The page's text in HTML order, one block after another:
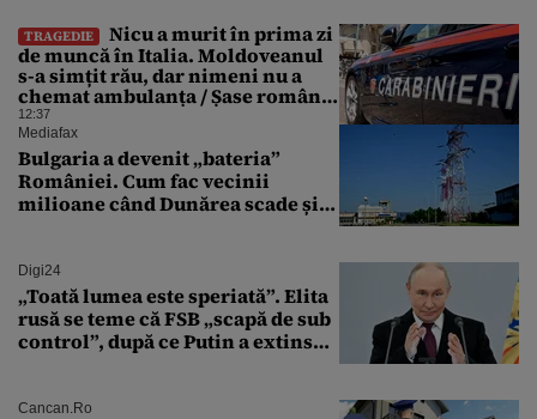
TRAGEDIE
Nicu a murit în prima zi
de muncă în Italia. Moldoveanul
s-a simțit rău, dar nimeni nu a
chemat ambulanța / Șase români,
anchetați
12:37
Mediafax
Bulgaria a devenit „bateria”
României. Cum fac vecinii
milioane când Dunărea scade și
Digi24
„Toată lumea este speriată”. Elita
rusă se teme că FSB „scapă de sub
control”, după ce Putin a extins
Cancan.ro